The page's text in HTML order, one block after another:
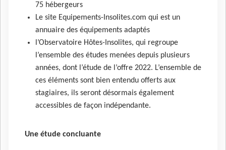
75 hébergeurs
Le site Equipements-Insolites.com qui est un
annuaire des équipements adaptés
l’Observatoire Hôtes-Insolites, qui regroupe
l’ensemble des études menées depuis plusieurs
années, dont l’étude de l’offre 2022. L’ensemble de
ces éléments sont bien entendu offerts aux
stagiaires, ils seront désormais également
accessibles de façon indépendante.
Une étude concluante